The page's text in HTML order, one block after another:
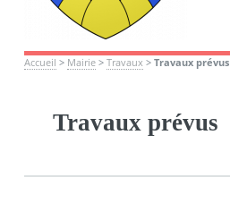
Accueil > Mairie> Travaux > Travaux prévus
Travaux prévus